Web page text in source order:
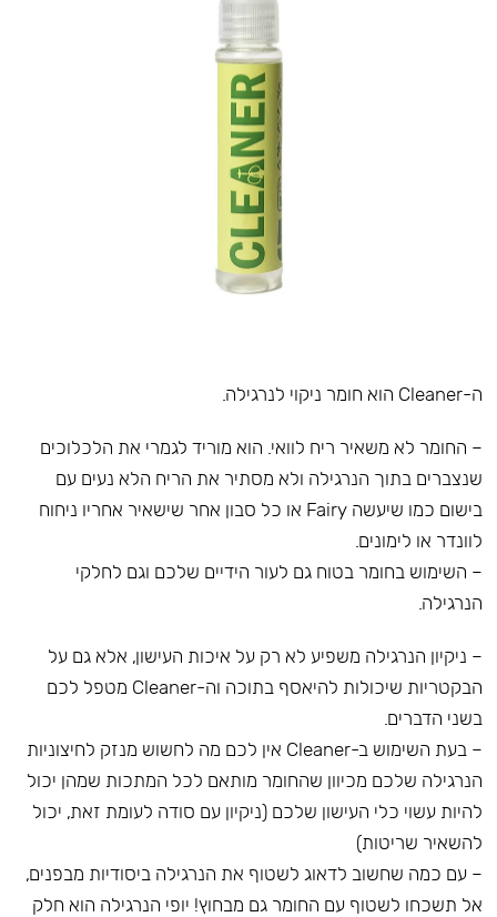
ה-Cleaner הוא חומר ניקוי לנרגילה.
– החומר לא משאיר ריח לוואי. הוא מוריד לגמרי את הלכלוכים
שנצברים בתוך הנרגילה ולא מסתיר את הריח הלא נעים עם
בישום כמו שיעשה Fairy או כל סבון אחר שישאיר אחריו ניחוח
לוונדר או לימונים.
– השימוש בחומר בטוח גם לעור הידיים שלכם וגם לחלקי
הנרגילה.
– ניקיון הנרגילה משפיע לא רק על איכות העישון, אלא גם על
הבקטריות שיכולות להיאסף בתוכה וה-Cleaner מטפל לכם
בשני הדברים.
– בעת השימוש ב-Cleaner אין לכם מה לחשוש מנזק לחיצוניות
הנרגילה שלכם מכיוון שהחומר מותאם לכל המתכות שמהן יכול
להיות עשוי כלי העישון שלכם (ניקיון עם סודה לעומת זאת, יכול
להשאיר שריטות)
– עם כמה שחשוב לדאוג לשטוף את הנרגילה ביסודיות מבפנים,
אל תשכחו לשטוף עם החומר גם מבחוץ! יופי הנרגילה הוא חלק